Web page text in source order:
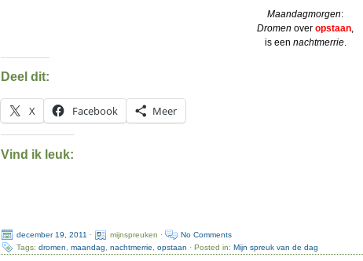
Maandagmorgen:
Dromen overopstaan,
is een nachtmerrie.
Deel dit:
X Facebook Meer
Vind ik leuk:
december 19, 2011 · mijnspreuken ·
No Comments
Tags:dromen ,maandag ,nachtmerrie ,opstaan · Posted in:Mijn spreuk van de dag